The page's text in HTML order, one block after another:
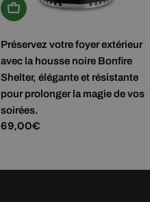
Ajouter Au Panier
Préservez votre foyer extérieur
avec la housse noire Bonfire
Shelter, élégante et résistante
pour prolonger la magie de vos
soirées.
Prix
69,00€